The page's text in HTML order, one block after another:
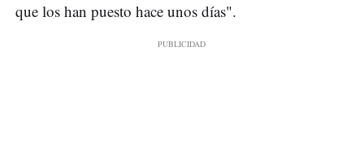
que los han puesto hace unos días".